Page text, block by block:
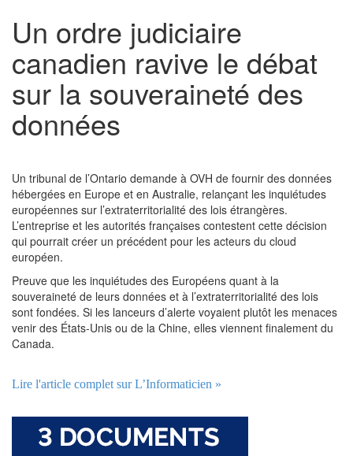
Un ordre judiciaire
canadien ravive le débat
sur la souveraineté des
données
Un tribunal de l’Ontario demande à OVH de fournir des données
hébergées en Europe et en Australie, relançant les inquiétudes
européennes sur l’extraterritorialité des lois étrangères.
L’entreprise et les autorités françaises contestent cette décision
qui pourrait créer un précédent pour les acteurs du cloud
européen.
Preuve que les inquiétudes des Européens quant à la
souveraineté de leurs données et à l’extraterritorialité des lois
sont fondées. Si les lanceurs d’alerte voyaient plutôt les menaces
venir des États-Unis ou de la Chine, elles viennent finalement du
Canada.
Lire l'article complet sur L’Informaticien »